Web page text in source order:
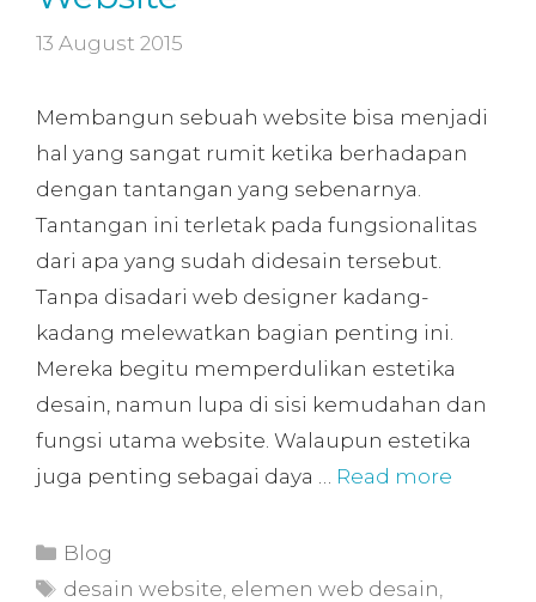
13 August 2015
Membangun sebuah website bisa menjadi
hal yang sangat rumit ketika berhadapan
dengan tantangan yang sebenarnya.
Tantangan ini terletak pada fungsionalitas
dari apa yang sudah didesain tersebut.
Tanpa disadari web designer kadang-
kadang melewatkan bagian penting ini.
Mereka begitu memperdulikan estetika
desain, namun lupa di sisi kemudahan dan
fungsi utama website. Walaupun estetika
juga penting sebagai daya … Read more
Blog
desain website elemen web desain